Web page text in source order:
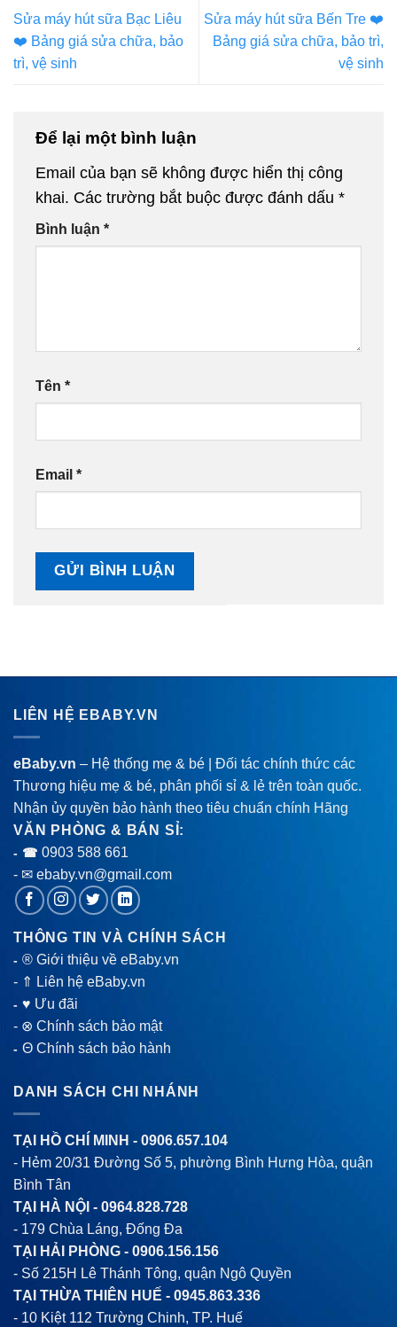
Sửa máy hút sữa Bạc Liêu
❤️️ Bảng giá sửa chữa, bảo
trì, vệ sinh
Sửa máy hút sữa Bến Tre ❤️️
Bảng giá sửa chữa, bảo trì,
vệ sinh
Để lại một bình luận
Email của bạn sẽ không được hiển thị công
khai. Các trường bắt buộc được đánh dấu *
Bình luận *
Tên *
Email *
LIÊN HỆ EBABY.VN
eBaby.vn – Hệ thống mẹ & bé | Đối tác chính thức các
Thương hiệu mẹ & bé, phân phối sỉ & lẻ trên toàn quốc.
Nhận ủy quyền bảo hành theo tiêu chuẩn chính Hãng
VĂN PHÒNG & BÁN SỈ:
- ☎ 0903 588 661
- ✉ ebaby.vn@gmail.com
THÔNG TIN VÀ CHÍNH SÁCH
-® Giới thiệu về eBaby.vn
- ⇑ Liên hệ eBaby.vn
-♥ Ưu đãi
- ⊗ Chính sách bảo mật
-Θ Chính sách bảo hành
DANH SÁCH CHI NHÁNH
TẠI HỒ CHÍ MINH - 0906.657.104
- Hẻm 20/31 Đường Số 5, phường Bình Hưng Hòa, quận
Bình Tân
TẠI HÀ NỘI - 0964.828.728
- 179 Chùa Láng, Đống Đa
TẠI HẢI PHÒNG - 0906.156.156
- Số 215H Lê Thánh Tông, quận Ngô Quyền
TẠI THỪA THIÊN HUẾ - 0945.863.336
- 10 Kiệt 112 Trường Chinh, TP. Huế